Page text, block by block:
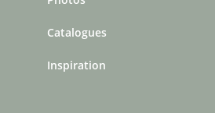
Catalogues
Inspiration